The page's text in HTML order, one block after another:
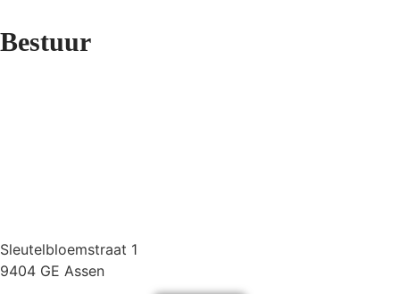
Bestuur
Sleutelbloemstraat 1
9404 GE Assen